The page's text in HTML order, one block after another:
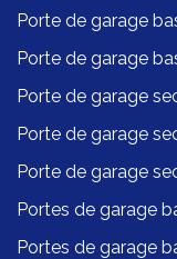
Porte de garage
Porte de garage
Porte de garage
Porte de garage
Porte de garage
Portes de garage
Portes de garage